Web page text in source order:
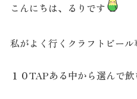
こんにちは、るりです
私がよく行くクラフトビール
１０TAPある中から選んで